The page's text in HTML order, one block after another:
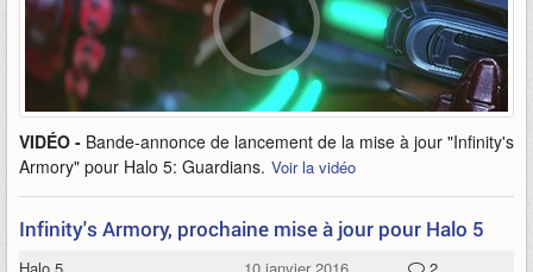
VIDÉO - Bande-annonce de lancement de la mise à jour "Infinity's
Armory" pour Halo 5: Guardians. Voir la vidéo
Infinity's Armory, prochaine mise à jour pour Halo 5